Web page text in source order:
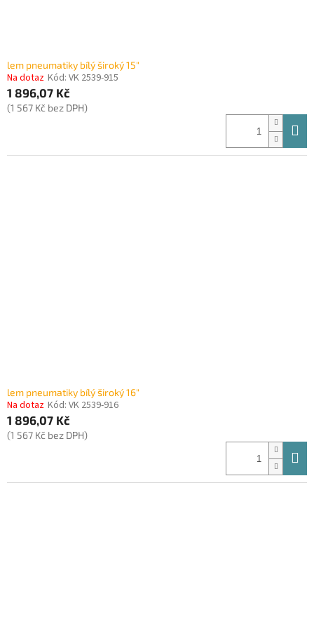
lem pneumatiky bílý široký 15"
Na dotaz Kód: VK 2539-915
1 896,07 Kč
(1 567 Kč bez DPH)
lem pneumatiky bílý široký 16"
Na dotaz Kód: VK 2539-916
1 896,07 Kč
(1 567 Kč bez DPH)